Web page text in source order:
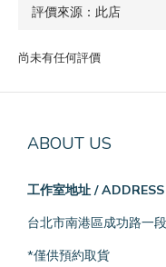
尚未有任何評價
ABOUT US
工作室地址 / ADDRESS
台北市南港區成功路一
*僅供預約取貨